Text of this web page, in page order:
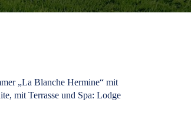
„La Blanche Hermine“ mit
mit Terrasse und Spa: Lodge